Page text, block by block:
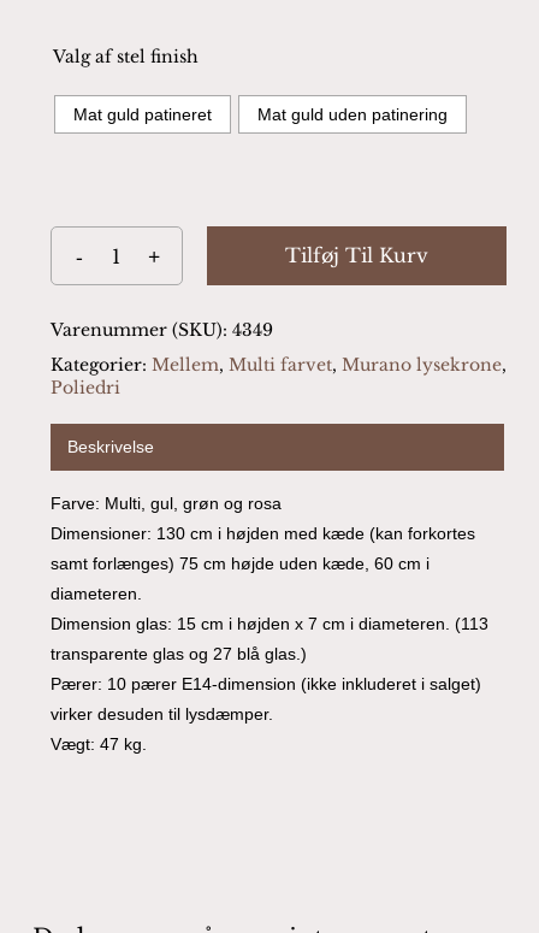
Valg af stel finish
Mat guld patineret Mat guld uden patinering
Tilføj Til Kurv
Varenummer (SKU): 4349
Kategorier: Mellem, Multi farvet, Murano lysekrone,
Poliedri
Beskrivelse
Farve: Multi, gul, grøn og rosa
Dimensioner: 130 cm i højden med kæde (kan forkortes
samt forlænges) 75 cm højde uden kæde, 60 cm i
diameteren.
Dimension glas: 15 cm i højden x 7 cm i diameteren. (113
transparente glas og 27 blå glas.)
Pærer: 10 pærer E14-dimension (ikke inkluderet i salget)
virker desuden til lysdæmper.
Vægt: 47 kg.